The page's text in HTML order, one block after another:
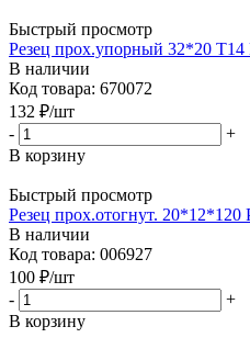
Быстрый просмотр
Резец прох.упорный 32*20 Т14
В наличии
Код товара: 670072
132 ₽/шт
-
+
В корзину
Быстрый просмотр
Резец прох.отогнут.
В наличии
Код товара: 006927
100 ₽/шт
-
+
В корзину